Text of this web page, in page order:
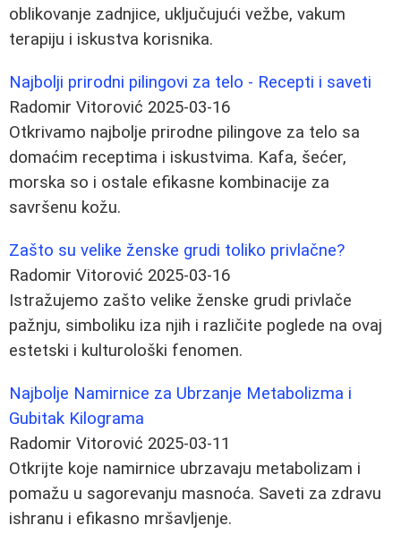
oblikovanje zadnjice, uključujući vežbe, vakum
terapiju i iskustva korisnika.
Najbolji prirodni pilingovi za telo - Recepti i saveti
Radomir Vitorović 2025-03-16
Otkrivamo najbolje prirodne pilingove za telo sa
domaćim receptima i iskustvima. Kafa, šećer,
morska so i ostale efikasne kombinacije za
savršenu kožu.
Zašto su velike ženske grudi toliko privlačne?
Radomir Vitorović 2025-03-16
Istražujemo zašto velike ženske grudi privlače
pažnju, simboliku iza njih i različite poglede na ovaj
estetski i kulturološki fenomen.
Najbolje Namirnice za Ubrzanje Metabolizma i
Gubitak Kilograma
Radomir Vitorović 2025-03-11
Otkrijte koje namirnice ubrzavaju metabolizam i
pomažu u sagorevanju masnoća. Saveti za zdravu
ishranu i efikasno mršavljenje.